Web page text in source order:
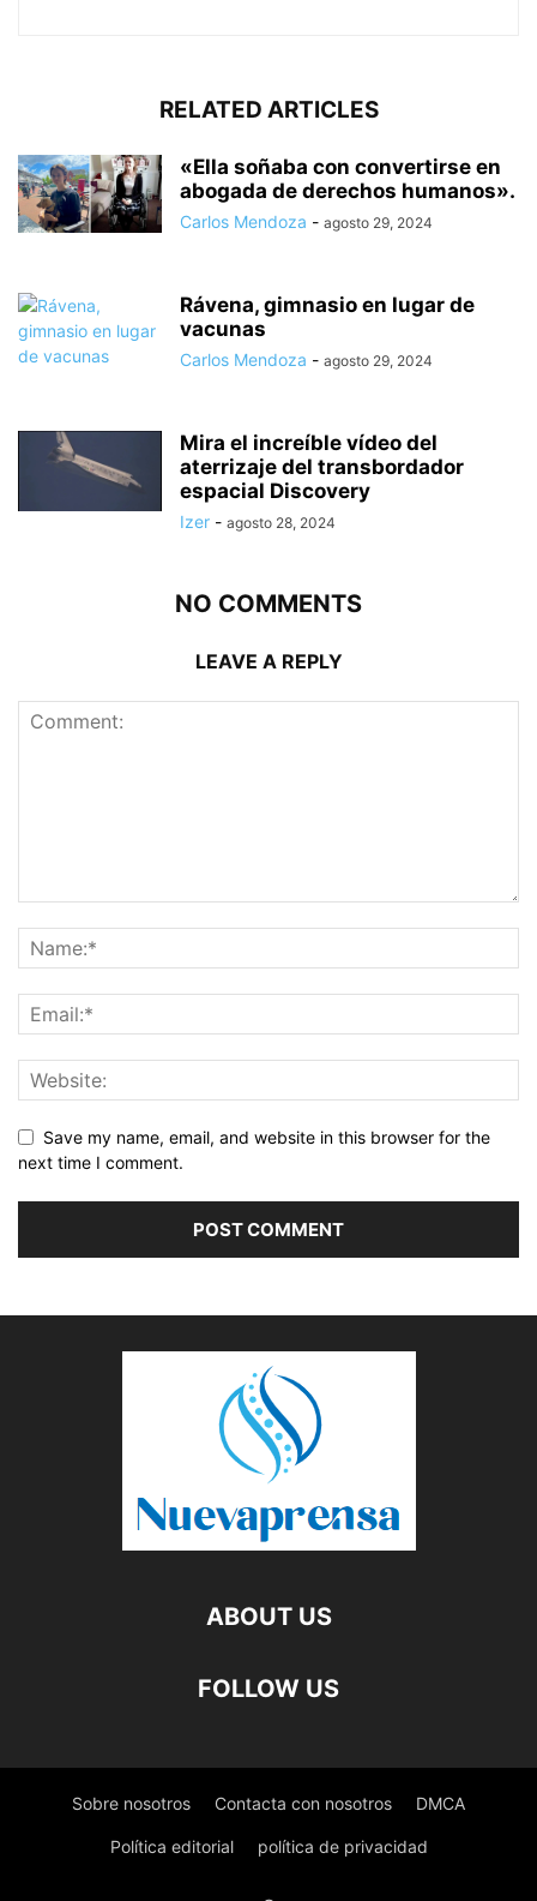
RELATED ARTICLES
«Ella soñaba con convertirse en
abogada de derechos humanos».
Carlos Mendoza - agosto 29, 2024
Rávena, gimnasio en lugar de
vacunas
Carlos Mendoza - agosto 29, 2024
Mira el increíble vídeo del
aterrizaje del transbordador
espacial Discovery
Izer - agosto 28, 2024
NO COMMENTS
LEAVE A REPLY
Save my name, email, and website in this browser for the
next time I comment.
ABOUT US
FOLLOW US
Sobre nosotros Contacta con nosotros DMCA
Política editorial política de privacidad